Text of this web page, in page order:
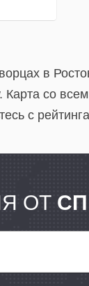
в
со
с
ОТ